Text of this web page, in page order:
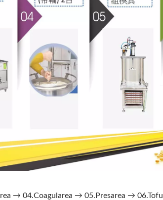
→ 04.Coagularea → 05.Presarea → 06.Tofu